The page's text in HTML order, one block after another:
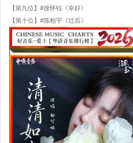
【第九位】#徐怀钰《幸好》
【第十位】#陈柏宇《过后》